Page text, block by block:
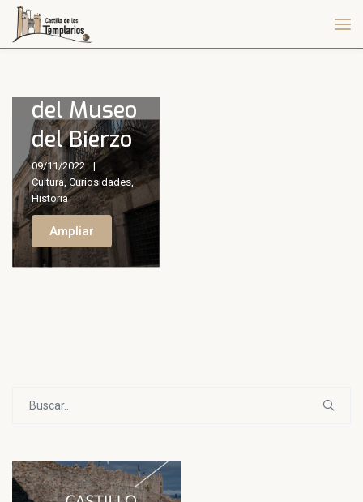
25 años
desde la
del Museo
del Bierzo
09/11/2022
Cultura, Curiosidades,
Historia
Ampliar